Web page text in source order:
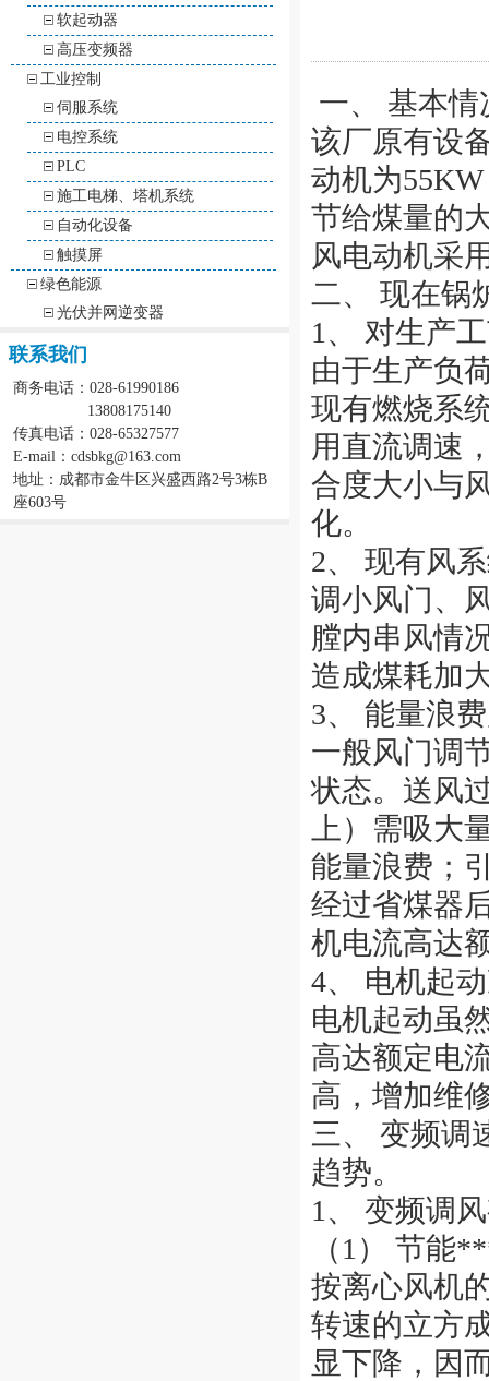
软起动器
高压变频器
工业控制
伺服系统
电控系统
PLC
施工电梯、塔机系统
自动化设备
触摸屏
绿色能源
光伏并网逆变器
联系我们
商务电话：028-61990186
13808175140
传真电话：028-65327577
E-mail：cdsbkg@163.com
地址：成都市金牛区兴盛西路2号3栋B
座603号
一、 基本情
该厂原有设
动机为
节给煤量的
风电动机采
二、 现在锅
1、 对生产
由于生产负
现有燃烧系
用直流调速
合度大小与
化。
2、 现有风
调小风门、
膛内串风情
造成煤耗加
3、 能量浪
一般风门调
状态。送风
上）需吸大
能量浪费；
经过省煤器
机电流高达
4、 电机起
电机起动虽
高达额定电
高，增加维
三、 变频调
趋势。
1、 变频调
（1） 节
按离心风机
转速的立方
显下降，因